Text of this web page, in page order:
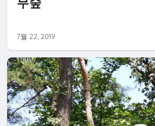
7월 22, 2019